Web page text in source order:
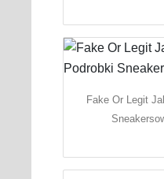
Fake Or Legit